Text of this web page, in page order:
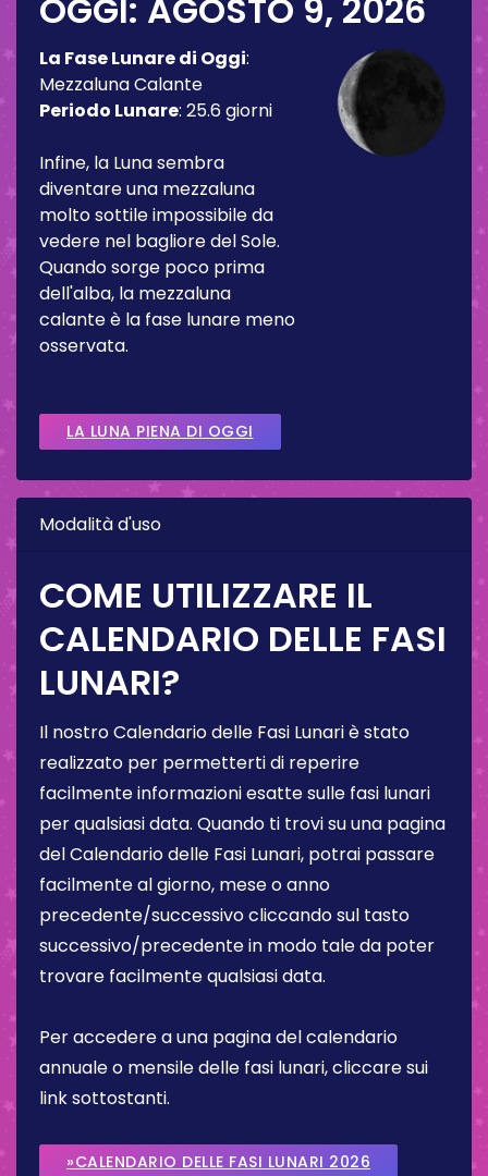
OGGI: AGOSTO 9, 2026
La Fase Lunare di Oggi:
Mezzaluna Calante
Periodo Lunare: 25.6 giorni
Infine, la Luna sembra
diventare una mezzaluna
molto sottile impossibile da
vedere nel bagliore del Sole.
Quando sorge poco prima
dell'alba, la mezzaluna
calante è la fase lunare meno
osservata.
LA LUNA PIENA DI OGGI
Modalità d'uso
COME UTILIZZARE IL
CALENDARIO DELLE FASI
LUNARI?
Il nostro Calendario delle Fasi Lunari è stato
realizzato per permetterti di reperire
facilmente informazioni esatte sulle fasi lunari
per qualsiasi data. Quando ti trovi su una pagina
del Calendario delle Fasi Lunari, potrai passare
facilmente al giorno, mese o anno
precedente/successivo cliccando sul tasto
successivo/precedente in modo tale da poter
trovare facilmente qualsiasi data.
Per accedere a una pagina del calendario
annuale o mensile delle fasi lunari, cliccare sui
link sottostanti.
»CALENDARIO DELLE FASI LUNARI 2026